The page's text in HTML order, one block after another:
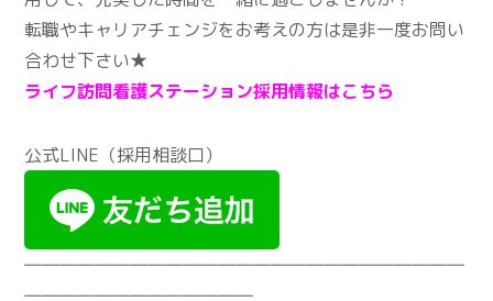
転職やキャリアチェンジをお考えの方は是非一度お問い
合わせ下さい★
ライフ訪問看護ステーション採用情報はこちら
公式LINE（採用相談口）
―――――――――――――――――――――――――
―――――――――――――